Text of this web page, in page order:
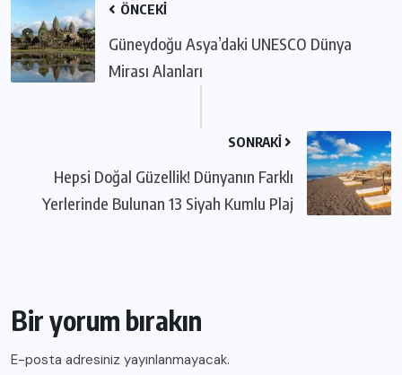
ÖNCEKI
Güneydoğu Asya’daki UNESCO Dünya
Mirası Alanları
SONRAKI
Hepsi Doğal Güzellik! Dünyanın Farklı
Yerlerinde Bulunan 13 Siyah Kumlu Plaj
Bir yorum bırakın
E-posta adresiniz yayınlanmayacak.